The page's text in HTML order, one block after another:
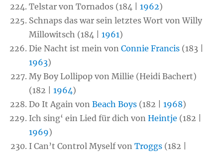
Telstar von Tornados (184 |1962)
Schnaps das war sein letztes Wort von Willy
Millowitsch (184 |1961)
Die Nacht ist mein vonConnie Francis (183 |
1963)
My Boy Lollipop von Millie (Heidi Bachert)
(182 |1964)
Do It Again vonBeach Boys (182 |1968)
Ich sing‘ ein Lied für dich vonHeintje (182 |
1969)
I Can’t Control Myself vonTroggs (182 |